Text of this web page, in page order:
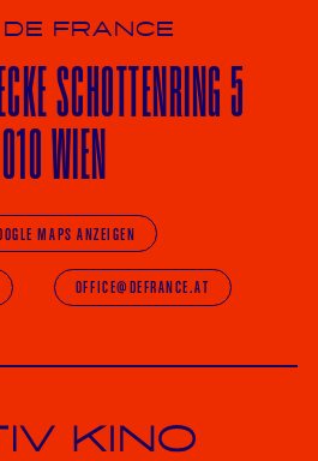
FRANCE
SCHOTTENRING 5
WIEN
MAPS ANZEIGEN
OFFICE@DEFRANCE.AT
De France in Wien